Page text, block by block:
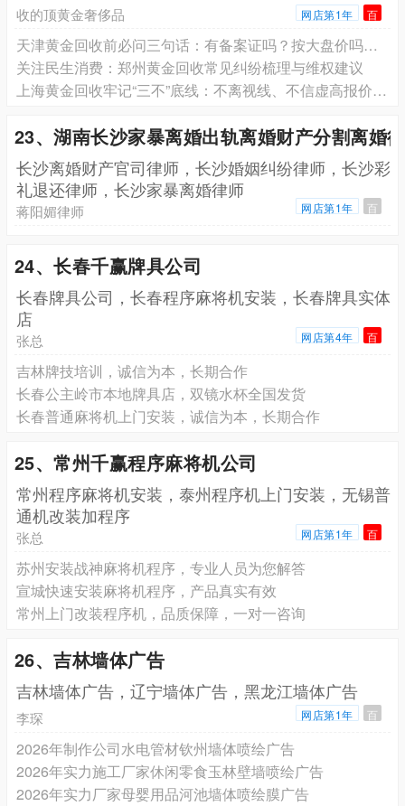
收的顶黄金奢侈品 网店第1年 百
天津黄金回收前必问三句话：有备案证吗？按大盘价吗？扣哪些费吗？门店反应暴露真相
关注民生消费：郑州黄金回收常见纠纷梳理与维权建议
上海黄金回收牢记“三不”底线：不离视线、不信虚高报价、拒现金结算
23、湖南长沙家暴离婚出轨离婚财产分割离婚
长沙离婚财产官司律师，长沙婚姻纠纷律师，长沙彩
礼退还律师，长沙家暴离婚律师
蒋阳媚律师 网店第1年 百
24、长春千赢牌具公司
长春牌具公司，长春程序麻将机安装，长春牌具实体
店
张总 网店第4年 百
吉林牌技培训，诚信为本，长期合作
长春公主岭市本地牌具店，双镜水杯全国发货
长春普通麻将机上门安装，诚信为本，长期合作
25、常州千赢程序麻将机公司
常州程序麻将机安装，泰州程序机上门安装，无锡普
通机改装加程序
张总 网店第1年 百
苏州安装战神麻将机程序，专业人员为您解答
宣城快速安装麻将机程序，产品真实有效
常州上门改装程序机，品质保障，一对一咨询
26、吉林墙体广告
吉林墙体广告，辽宁墙体广告，黑龙江墙体广告
李琛 网店第1年 百
2026年制作公司水电管材钦州墙体喷绘广告
2026年实力施工厂家休闲零食玉林壁墙喷绘广告
2026年实力厂家母婴用品河池墙体喷绘膜广告